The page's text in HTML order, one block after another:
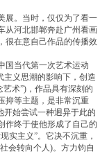
。当时，仅仅为了看一
从河北邯郸奔赴广州看画
很在意自己作品的传播效
当代第一次艺术运动
主义思潮的影响下，创造
术”)，作品具有深刻的
抑等主题，是非常沉重
开始尝试一种迥异于此的
作终于使他形成了自己的
实主义”。它决不沉重，
会转向个人)。方力钧自